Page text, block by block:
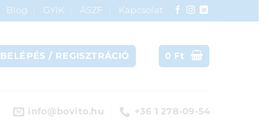
Blog GYIK ÁSZF
Kapcsolat
BELÉPÉS / REGISZTRÁCIÓ 0 Ft
info@bovito.hu +36 1 278-09-54